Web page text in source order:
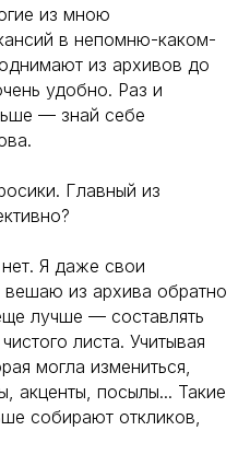
из мною
в непомню-каком-
из архивов до
удобно. Раз и
— знай себе
Главный из
Я даже свои
вешаю из архива обратно
лучше — составлять
листа. Учитывая
могла измениться,
акценты, посылы... Такие
собирают откликов,